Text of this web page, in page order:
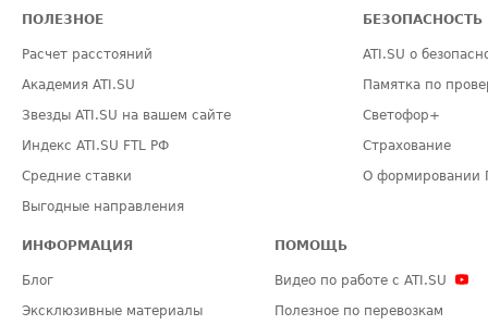
ПОЛЕЗНОЕ
Расчет расстояний
Академия ATI.SU
Звезды ATI.SU на вашем сайте
Индекс ATI.SU FTL РФ
Средние ставки
Выгодные направления
БЕЗОПАСНОСТЬ
ATI.SU о
Памятка по
Светофор+
Страхование
О формировании
ИНФОРМАЦИЯ
Блог
Эксклюзивные материалы
ПОМОЩЬ
Видео по работе с ATI.SU
Полезное по перевозкам